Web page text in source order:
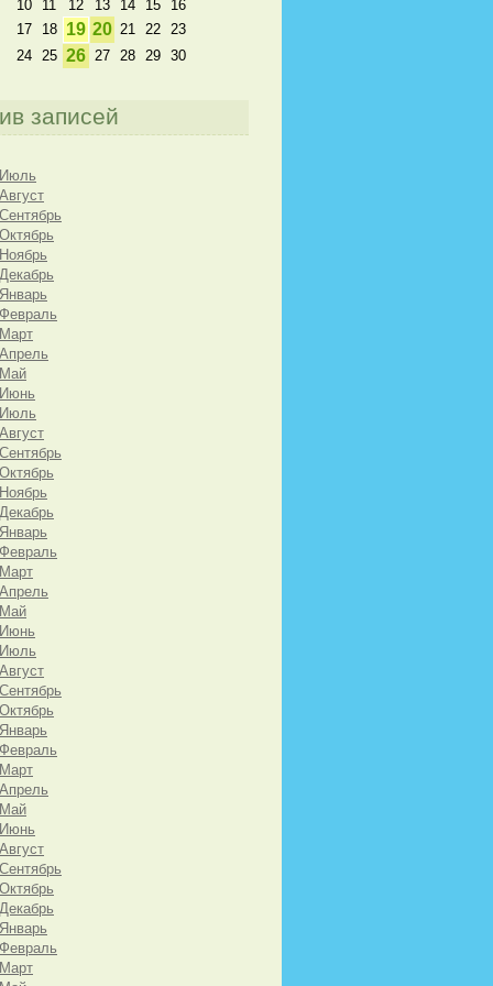
10
11 12 13 14 15
16
17
18 19 20 21 22
23
24
25 26 27 28 29 30
записей